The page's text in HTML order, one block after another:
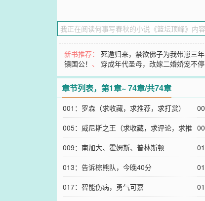
新书推荐：死遁归来，禁欲佛子为我带崽三年
镇国公！ 、 穿成年代圣母，改嫁二婚娇宠不停
章节列表，第1章~ 74章/共74章
001：罗森（求收藏，求推荐，求打赏）
005：威尼斯之王（求收藏，求评论，求推
荐）
009：南加大、霍姆斯、普林斯顿
013：告诉棕熊队，今晚40分
017：智能伤病，勇气可嘉